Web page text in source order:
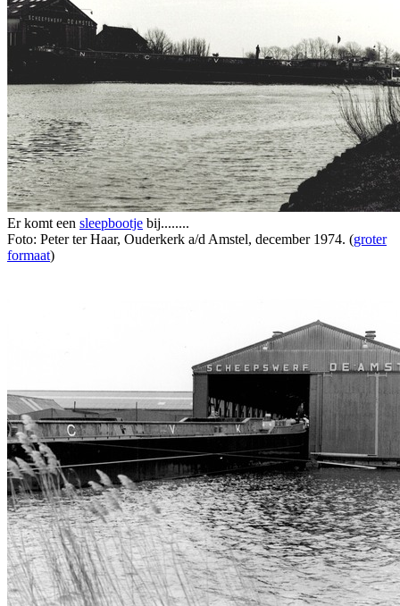
Er komt een sleepbootje bij........
Foto: Peter ter Haar, Ouderkerk a/d Amstel, december 1974. (groter
formaat)